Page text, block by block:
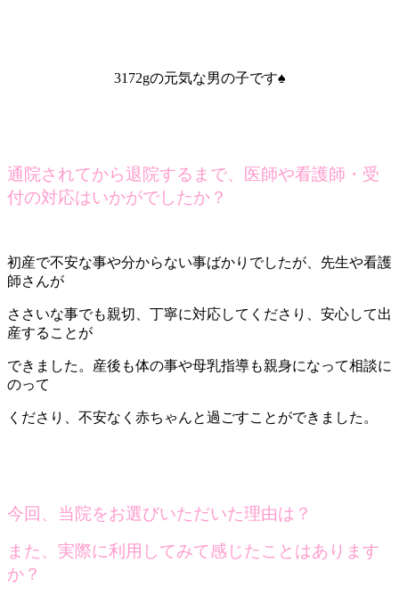
3172gの元気な男の子です♠
通院されてから退院するまで、医師や看護師・受
付の対応はいかがでしたか？
初産で不安な事や分からない事ばかりでしたが、先生や看護
師さんが
ささいな事でも親切、丁寧に対応してくださり、安心して出
産することが
できました。産後も体の事や母乳指導も親身になって相談に
のって
くださり、不安なく赤ちゃんと過ごすことができました。
今回、当院をお選びいただいた理由は？
また、実際に利用してみて感じたことはあります
か？